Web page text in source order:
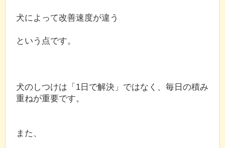
犬によって改善速度が違う
という点です。
犬のしつけは「1日で解決」ではなく、毎日の積み
重ねが重要です。
また、